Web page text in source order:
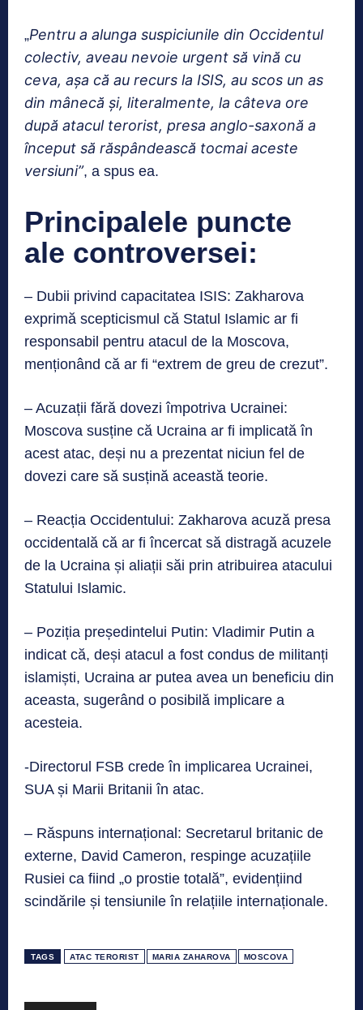
„Pentru a alunga suspiciunile din Occidentul
colectiv, aveau nevoie urgent să vină cu
ceva, așa că au recurs la ISIS, au scos un as
din mânecă și, literalmente, la câteva ore
după atacul terorist, presa anglo-saxonă a
început să răspândească tocmai aceste
versiuni”, a spus ea.
Principalele puncte
ale controversei:
– Dubii privind capacitatea ISIS: Zakharova
exprimă scepticismul că Statul Islamic ar fi
responsabil pentru atacul de la Moscova,
menționând că ar fi “extrem de greu de crezut”.
– Acuzații fără dovezi împotriva Ucrainei:
Moscova susține că Ucraina ar fi implicată în
acest atac, deși nu a prezentat niciun fel de
dovezi care să susțină această teorie.
– Reacția Occidentului: Zakharova acuză presa
occidentală că ar fi încercat să distragă acuzele
de la Ucraina și aliații săi prin atribuirea atacului
Statului Islamic.
– Poziția președintelui Putin: Vladimir Putin a
indicat că, deși atacul a fost condus de militanți
islamiști, Ucraina ar putea avea un beneficiu din
aceasta, sugerând o posibilă implicare a
acesteia.
-Directorul FSB crede în implicarea Ucrainei,
SUA și Marii Britanii în atac.
– Răspuns internațional: Secretarul britanic de
externe, David Cameron, respinge acuzațiile
Rusiei ca fiind „o prostie totală”, evidențiind
scindările și tensiunile în relațiile internaționale.
TAGS ATAC TERORIST MARIA ZAHAROVA MOSCOVA